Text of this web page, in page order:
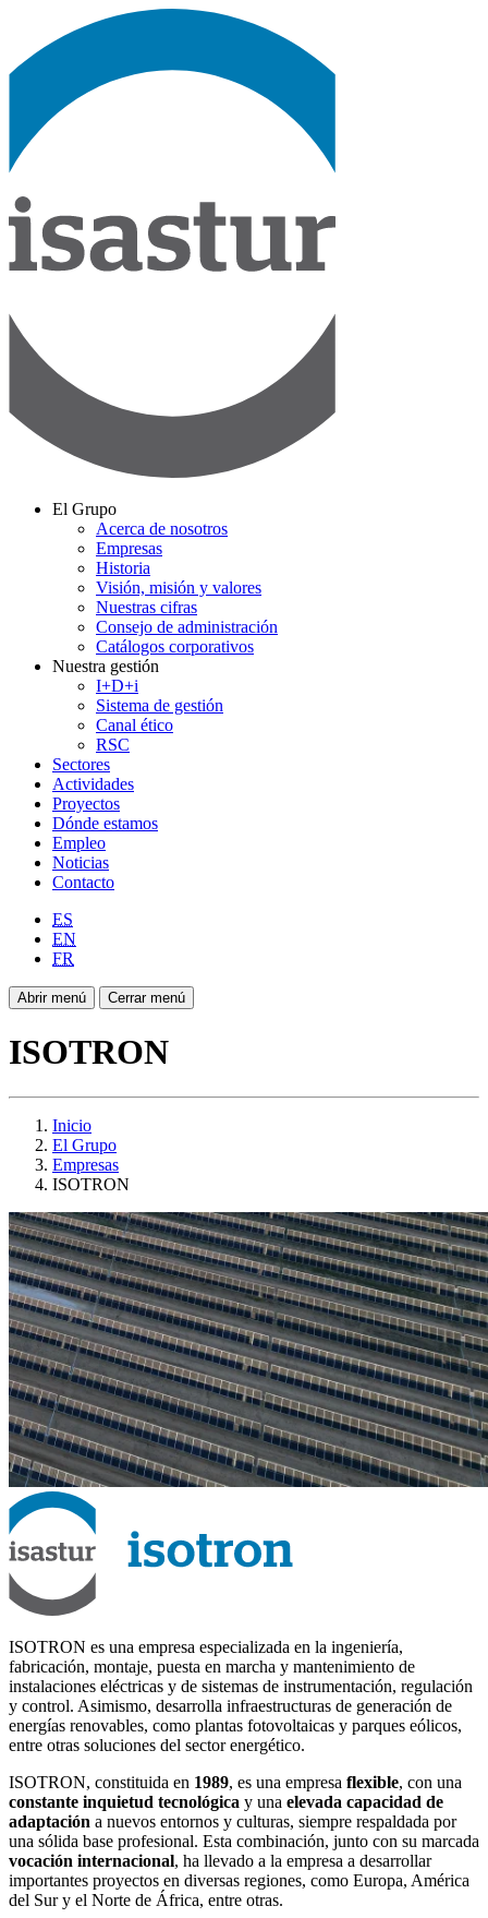
El Grupo
Acerca de nosotros
Empresas
Historia
Visión, misión y valores
Nuestras cifras
Consejo de administración
Catálogos corporativos
Nuestra gestión
I+D+i
Sistema de gestión
Canal ético
RSC
Sectores
Actividades
Proyectos
Dónde estamos
Empleo
Noticias
Contacto
ES
EN
FR
Abrir menú Cerrar menú
ISOTRON
Inicio
El Grupo
Empresas
ISOTRON
ISOTRON es una empresa especializada en la ingeniería,
fabricación, montaje, puesta en marcha y mantenimiento de
instalaciones eléctricas y de sistemas de instrumentación, regulación
y control. Asimismo, desarrolla infraestructuras de generación de
energías renovables, como plantas fotovoltaicas y parques eólicos,
entre otras soluciones del sector energético.
ISOTRON, constituida en 1989, es una empresa flexible, con una
constante inquietud tecnológica y una elevada capacidad de
adaptación a nuevos entornos y culturas, siempre respaldada por
una sólida base profesional. Esta combinación, junto con su marcada
vocación internacional, ha llevado a la empresa a desarrollar
importantes proyectos en diversas regiones, como Europa, América
del Sur y el Norte de África, entre otras.